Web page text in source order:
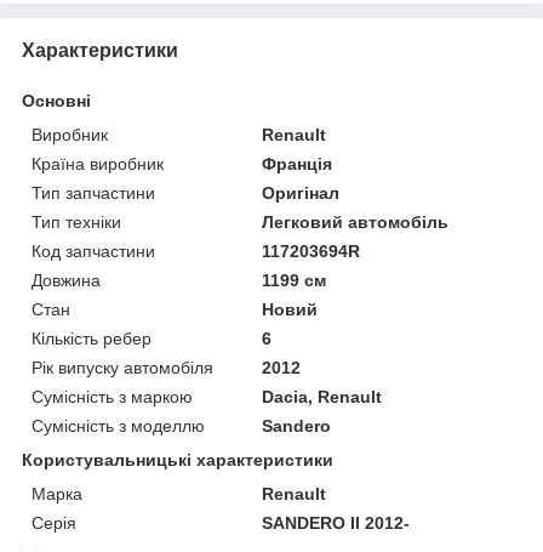
Характеристики
Основні
Виробник
Renault
Країна виробник
Франція
Тип запчастини
Оригінал
Тип техніки
Легковий автомобіль
Код запчастини
117203694R
Довжина
1199 см
Стан
Новий
Кількість ребер
6
Рік випуску автомобіля
2012
Сумісність з маркою
Dacia, Renault
Сумісність з моделлю
Sandero
Користувальницькі характеристики
Марка
Renault
Серія
SANDERO II 2012-